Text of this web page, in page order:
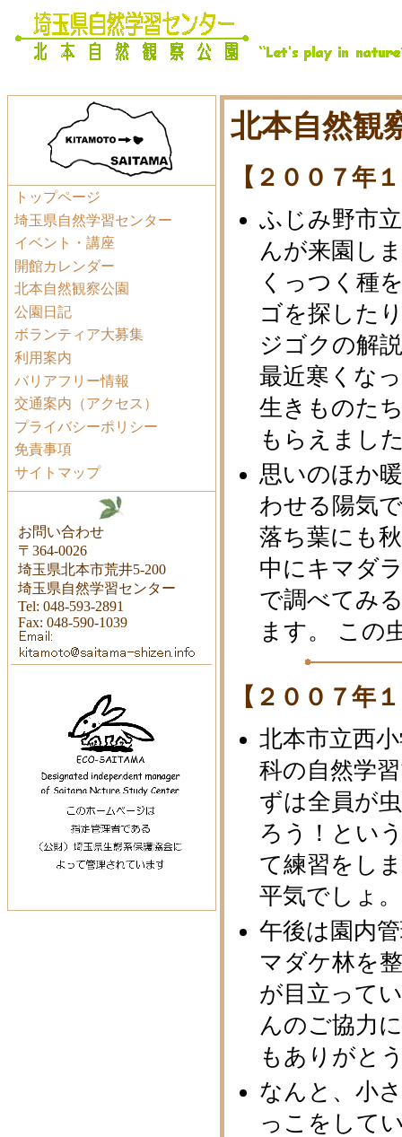
トップページ
埼玉県自然学習センター
イベント・講座
開館カレンダー
北本自然観察公園
公園日記
ボランティア大募集
利用案内
バリアフリー情報
交通案内（アクセス）
プライバシーポリシー
免責事項
サイトマップ
お問い合わせ
〒364-0026
埼玉県北本市荒井5-200
埼玉県自然学習センター
Tel: 048-593-2891
Fax: 048-590-1039
北本自然観
【２００７年
ふじみ野市
んが来園し
くっつく種
ゴを探した
ジゴクの解
最近寒くな
生きものた
もらえまし
思いのほか
わせる陽気
落ち葉にも
中にキマダ
で調べてみ
ます。 この
【２００７年
北本市立西
科の自然学
ずは全員が
ろう！とい
て練習をし
平気でしょ
午後は園内
マダケ林を
が目立って
んのご協力
もありがと
なんと、小
っこをして